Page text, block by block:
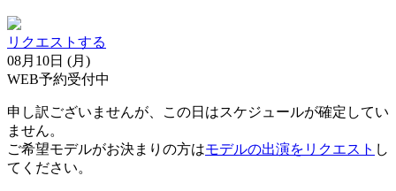
リクエストする
08月10日 (月)
WEB予約受付中
申し訳ございませんが、この日はスケジュールが確定してい
ません。
ご希望モデルがお決まりの方はモデルの出演をリクエスト し
てください。